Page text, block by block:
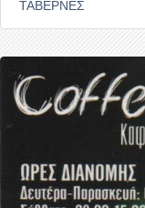
ΤΑΒΕΡΝΕΣ